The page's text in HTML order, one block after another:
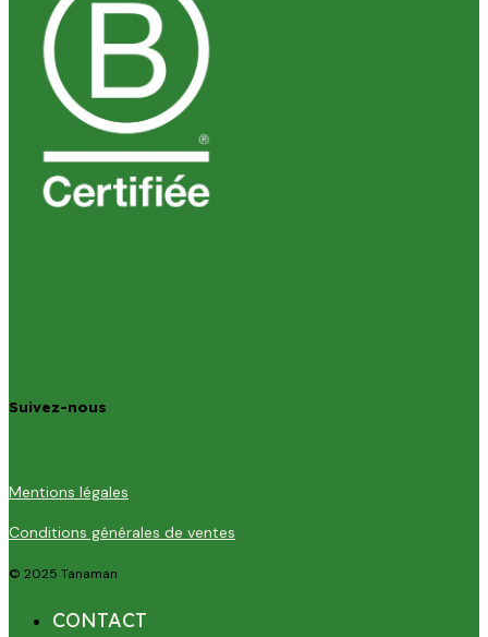
Suivez-nous
Mentions légales
Conditions générales de ventes
© 2025 Tanaman
CONTACT